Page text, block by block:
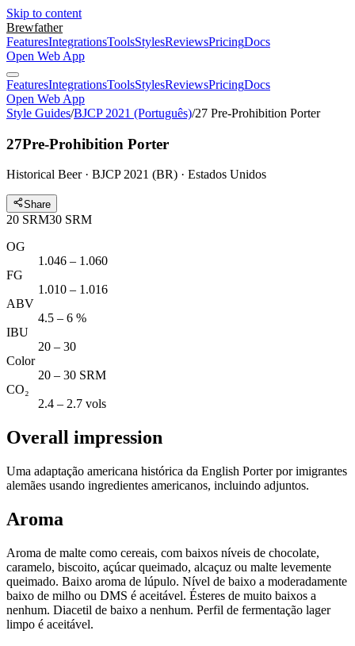
Skip to content
Brewfather
FeaturesIntegrationsToolsStylesReviewsPricingDocs
Open Web App
FeaturesIntegrationsToolsStylesReviewsPricingDocs
Open Web App
Style Guides/BJCP 2021 (Português)/27 Pre-Prohibition Porter
27Pre-Prohibition Porter
Historical Beer · BJCP 2021 (BR) · Estados Unidos
Share
20 SRM30 SRM
OG
1.046 – 1.060
FG
1.010 – 1.016
ABV
4.5 – 6 %
IBU
20 – 30
Color
20 – 30 SRM
CO₂
2.4 – 2.7 vols
Overall impression
Uma adaptação americana histórica da English Porter por imigrantes
alemães usando ingredientes americanos, incluindo adjuntos.
Aroma
Aroma de malte como cereais, com baixos níveis de chocolate,
caramelo, biscoito, açúcar queimado, alcaçuz ou malte levemente
queimado. Baixo aroma de lúpulo. Nível de baixo a moderadamente
baixo de milho ou DMS é aceitável. Ésteres de muito baixos a
nenhum. Diacetil de baixo a nenhum. Perfil de fermentação lager
limpo é aceitável.